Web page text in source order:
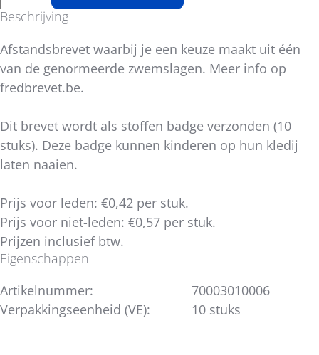
Beschrijving
Afstandsbrevet waarbij je een keuze maakt uit één
van de genormeerde zwemslagen. Meer info op
fredbrevet.be.
Dit brevet wordt als stoffen badge verzonden (10
stuks). Deze badge kunnen kinderen op hun kledij
laten naaien.
Prijs voor leden: €0,42 per stuk.
Prijs voor niet-leden: €0,57 per stuk.
Prijzen inclusief btw.
Eigenschappen
Artikelnummer:
70003010006
Verpakkingseenheid (VE):
10 stuks